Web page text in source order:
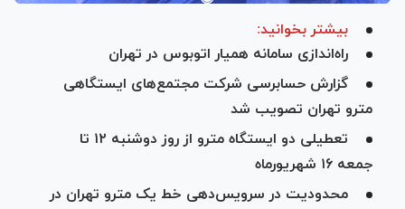
بیشتر بخوانید:
راه‌اندازی سامانه همیار اتوبوس در تهران
گزارش حسابرسی شرکت مجتمع‌های ایستگاهی
مترو تهران تصویب شد
تعطیلی دو ایستگاه مترو از روز دوشنبه ۱۲ تا
جمعه ۱۶ شهریورماه
محدودیت در سرویس‌دهی خط یک مترو تهران در